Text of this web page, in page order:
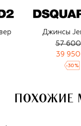
Джинсы
57
39
-30 %
ПОХОЖИЕ